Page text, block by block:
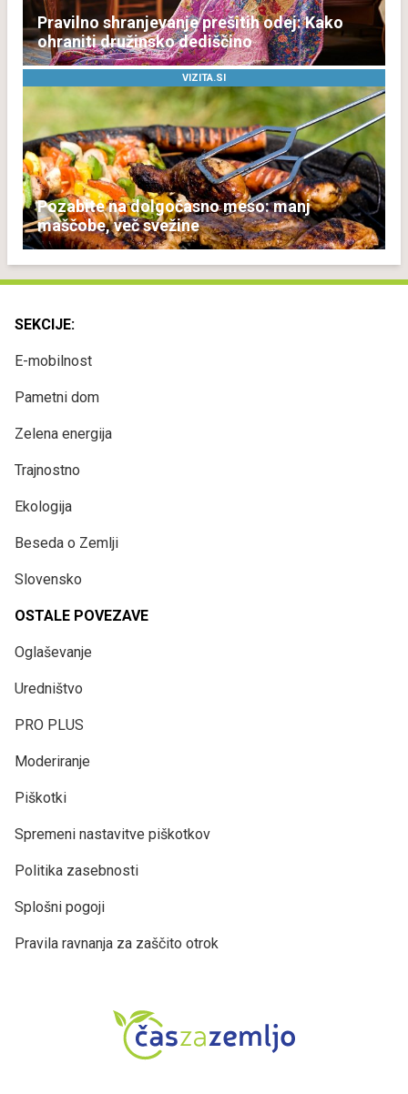
Pravilno shranjevanje prešitih odej: Kako
ohraniti družinsko dediščino
VIZITA.SI
Pozabite na dolgočasno meso: manj
maščobe, več svežine
SEKCIJE:
E-mobilnost
Pametni dom
Zelena energija
Trajnostno
Ekologija
Beseda o Zemlji
Slovensko
OSTALE POVEZAVE
Oglaševanje
Uredništvo
PRO PLUS
Moderiranje
Piškotki
Spremeni nastavitve piškotkov
Politika zasebnosti
Splošni pogoji
Pravila ravnanja za zaščito otrok